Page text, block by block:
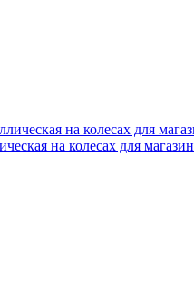
на колесах для